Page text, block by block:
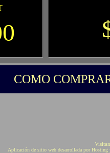
COMO
Aplicación de sitio web desarrollada por